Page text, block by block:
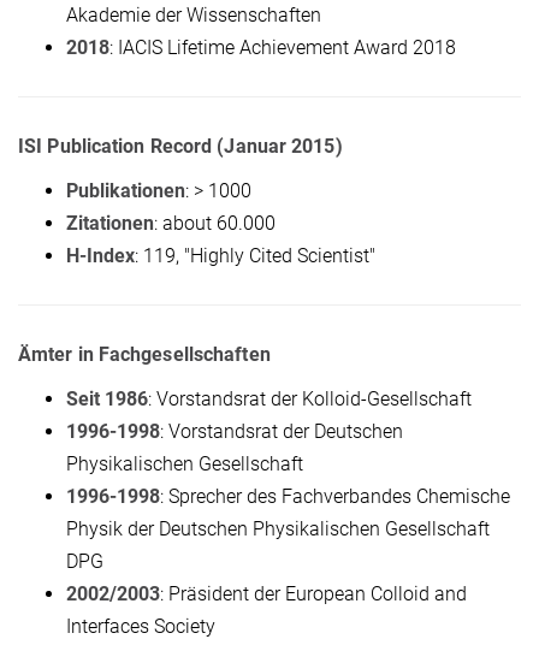
Akademie der Wissenschaften
2018: IACIS Lifetime Achievement Award 2018
ISI Publication Record (Januar 2015)
Publikationen: > 1000
Zitationen: about 60.000
H-Index: 119, "Highly Cited Scientist"
Ämter in Fachgesellschaften
Seit 1986: Vorstandsrat der Kolloid-Gesellschaft
1996-1998: Vorstandsrat der Deutschen
Physikalischen Gesellschaft
1996-1998: Sprecher des Fachverbandes Chemische
Physik der Deutschen Physikalischen Gesellschaft
DPG
2002/2003: Präsident der European Colloid and
Interfaces Society